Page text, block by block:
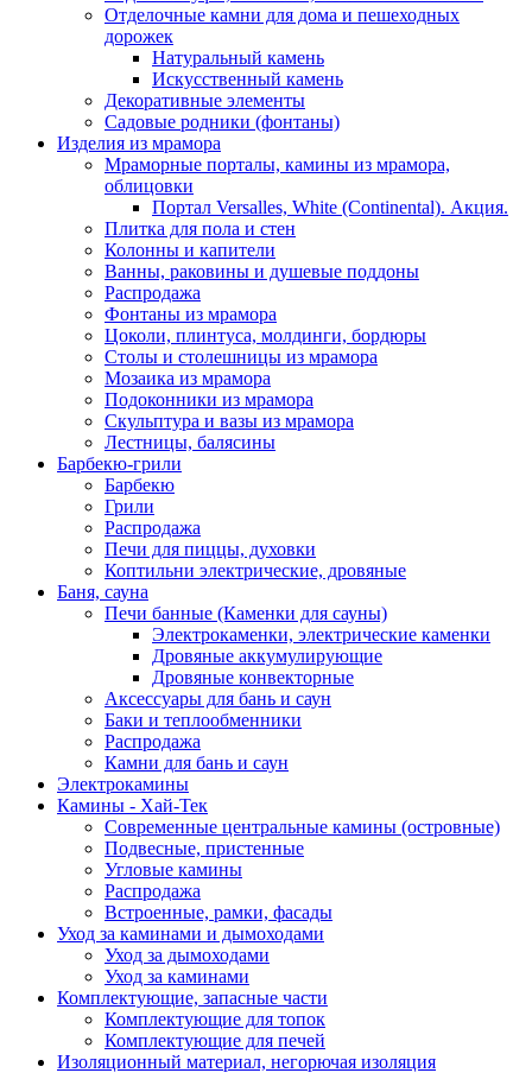
Отделочные камни для дома и пешеходных
дорожек
Натуральный камень
Искусственный камень
Декоративные элементы
Садовые родники (фонтаны)
Изделия из мрамора
Мраморные порталы, камины из мрамора,
облицовки
Портал Versalles, White (Continental). Акция.
Плитка для пола и стен
Колонны и капители
Ванны, раковины и душевые поддоны
Распродажа
Фонтаны из мрамора
Цоколи, плинтуса, молдинги, бордюры
Столы и столешницы из мрамора
Мозаика из мрамора
Подоконники из мрамора
Скульптура и вазы из мрамора
Лестницы, балясины
Барбекю-грили
Барбекю
Грили
Распродажа
Печи для пиццы, духовки
Коптильни электрические, дровяные
Баня, сауна
Печи банные (Каменки для сауны)
Электрокаменки, электрические каменки
Дровяные аккумулирующие
Дровяные конвекторные
Аксессуары для бань и саун
Баки и теплообменники
Распродажа
Камни для бань и саун
Электрокамины
Камины - Хай-Тек
Современные центральные камины (островные)
Подвесные, пристенные
Угловые камины
Распродажа
Встроенные, рамки, фасады
Уход за каминами и дымоходами
Уход за дымоходами
Уход за каминами
Комплектующие, запасные части
Комплектующие для топок
Комплектующие для печей
Изоляционный материал, негорючая изоляция